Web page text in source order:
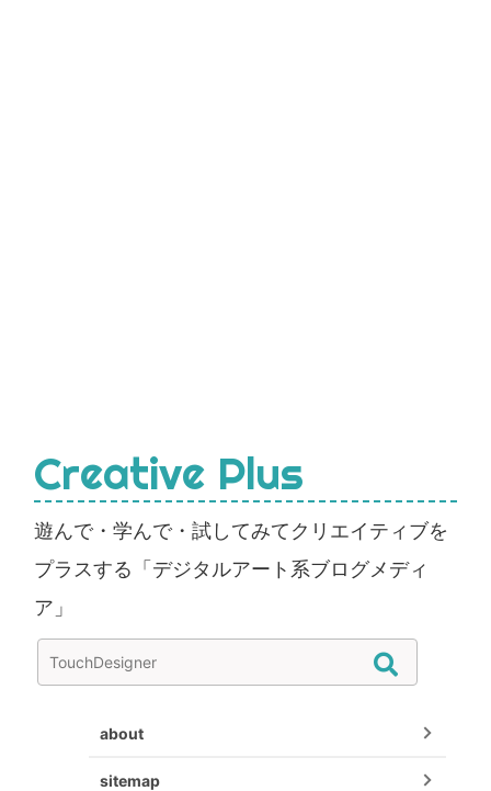
Creative Plus
遊んで・学んで・試してみてクリエイティブを
プラスする「デジタルアート系ブログメディ
ア」
about
sitemap